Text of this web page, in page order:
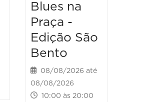
Blues na
Praça -
Edição São
Bento
08/08/2026 até
08/08/2026
10:00 às 20:00